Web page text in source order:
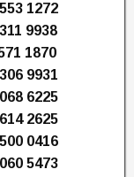
1272
9938
1870
9931
6225
2625
0416
5473